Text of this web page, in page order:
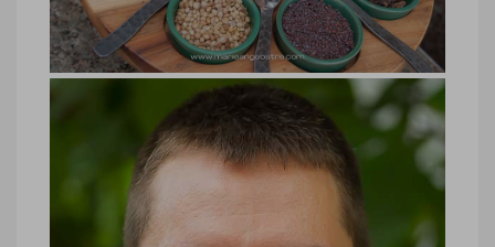
Ange Ostré
Soneva Fushi, épices
Soneva Fushi, épices © Marie-Ange